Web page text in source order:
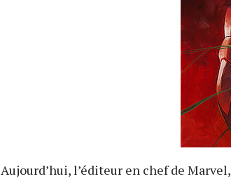
Aujourd’hui, l’éditeur en chef de Marvel,